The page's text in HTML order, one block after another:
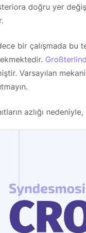
doğru yer
bir çalışmada bu
Varsayılan
azlığı